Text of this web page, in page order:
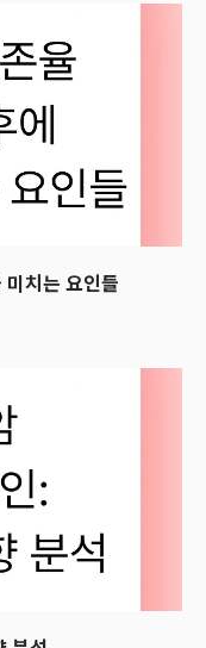
치는 요인들